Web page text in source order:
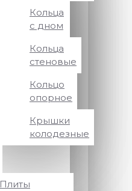
Кольца
с дном
Кольца
стеновые
Кольцо
опорное
Крышки
колодезные
Плиты